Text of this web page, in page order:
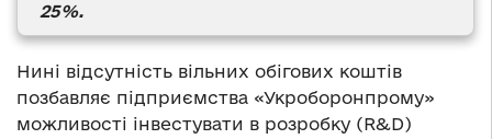
25%.
Нині відсутність вільних обігових коштів
позбавляє підприємства «Укроборонпрому»
можливості інвестувати в розробку (R&D)